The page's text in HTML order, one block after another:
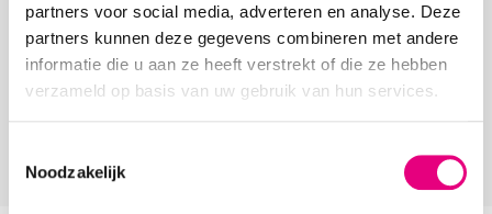
partners voor social media, adverteren en analyse. Deze
partners kunnen deze gegevens combineren met andere
informatie die u aan ze heeft verstrekt of die ze hebben
verzameld op basis van uw gebruik van hun services.
Noodzakelijk